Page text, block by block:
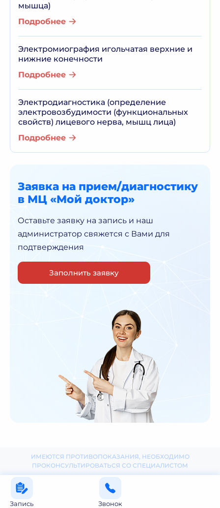
мышца)
Подробнее
Электромиография игольчатая верхние и
нижние конечности
Подробнее
Электродиагностика (определение
электровозбудимости (функциональных
свойств) лицевого нерва, мышц лица)
Подробнее
Заявка на прием/диагностику
в МЦ «Мой доктор»
Оставьте заявку на запись и наш
администратор свяжется с Вами для
подтверждения
Заполнить заявку
ИМЕЮТСЯ ПРОТИВОПОКАЗАНИЯ, НЕОБХОДИМО
ПРОКОНСУЛЬТИРОВАТЬСЯ СО СПЕЦИАЛИСТОМ
Запись Звонок